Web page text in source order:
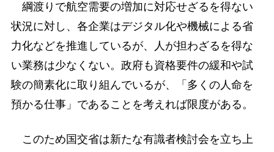
綱渡りで航空需要の増加に対応せざるを得ない
状況に対し、各企業はデジタル化や機械による省
力化などを推進しているが、人が担わざるを得な
い業務は少なくない。政府も資格要件の緩和や試
験の簡素化に取り組んでいるが、「多くの人命を
預かる仕事」であることを考えれば限度がある。
このため国交省は新たな有識者検討会を立ち上